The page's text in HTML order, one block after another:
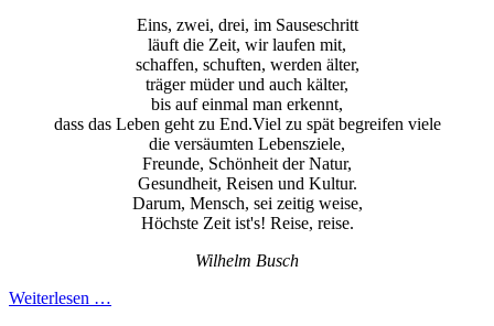
Eins, zwei, drei, im Sauseschritt
läuft die Zeit, wir laufen mit,
schaffen, schuften, werden älter,
träger müder und auch kälter,
bis auf einmal man erkennt,
dass das Leben geht zu End.Viel zu spät begreifen viele
die versäumten Lebensziele,
Freunde, Schönheit der Natur,
Gesundheit, Reisen und Kultur.
Darum, Mensch, sei zeitig weise,
Höchste Zeit ist's! Reise, reise.
Wilhelm Busch
Weiterlesen …